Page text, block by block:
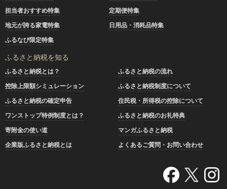
担当者おすすめ特集
定期便特集
地元が誇る家電特集
日用品・消耗品特集
ふるなび限定特集
ふるさと納税を知る
ふるさと納税とは？
ふるさと納税の流れ
控除上限額シミュレーション
ふるさと納税制度について
ふるさと納税の確定申告
住民税・所得税の控除について
ワンストップ特例制度とは？
ふるさと納税のお礼特典
寄附金の使い道
マンガふるさと納税
企業版ふるさと納税とは
よくあるご質問・お問い合わせ